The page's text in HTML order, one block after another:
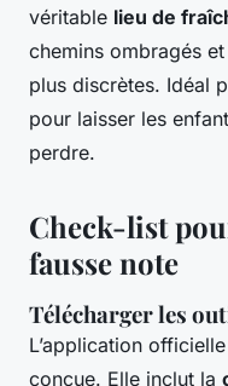
véritable lieu de
chemins ombragés
plus discrètes. Idéal
pour laisser les
perdre.
Check-list
fausse note
Télécharger les
L’application
conçue. Elle inclut la